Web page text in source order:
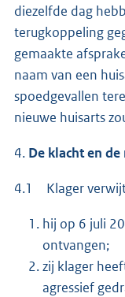
diezelfde dag
terugkoppeling
gemaakte
naam van een
spoedgevallen
nieuwe huisarts
4. De klacht en
4.1 Klager
hij op 6 juli
ontvangen;
zij klager
agressief